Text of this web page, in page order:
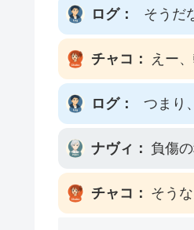
ログ： そうだ
チャコ： えー
ログ： つまり
ナヴィ： 負傷
チャコ： そう